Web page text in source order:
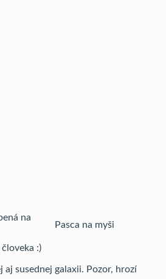
Pasca na myši
:)
aj susednej galaxii. Pozor, hrozí